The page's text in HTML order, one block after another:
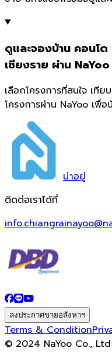
ดูและจองบ้าน คอนโด
เชียงราย ผ่าน
เลือกโครงการที่สนใจ เที
โครงการผ่าน NaYoo เพื่อ
น่าอยู่
ติดต่อเราได้ที่
ลงประกาศขายอสังหาฯ
Terms & Condition
© 2024 NaYoo Co., Ltd